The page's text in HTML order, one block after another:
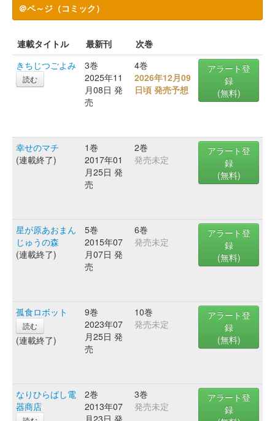
＠ペ～ジ（コミック）
連載タイトル 最新刊
次巻
きちじつごよみ
読む
3巻
2025年11
月08日 発
売
4巻
2026年12月09
日頃 発売予想
アラート登
録
(無料)
幸せのマチ
(連載終了)
1巻
2017年01
月25日 発
売
2巻
発売未定
アラート登
録
(無料)
星が原あおまん
じゅうの森
(連載終了)
5巻
2015年07
月07日 発
売
6巻
発売未定
アラート登
録
(無料)
孤食ロボット
読む
(連載終了)
9巻
2023年07
月25日 発
売
10巻
発売未定
アラート登
録
(無料)
なりひらばし電
器商店
2巻
2013年07
月23日 発
3巻
発売未定
アラート登
録